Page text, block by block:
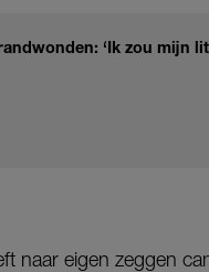
‘Ik zou mijn
naar eigen zeggen